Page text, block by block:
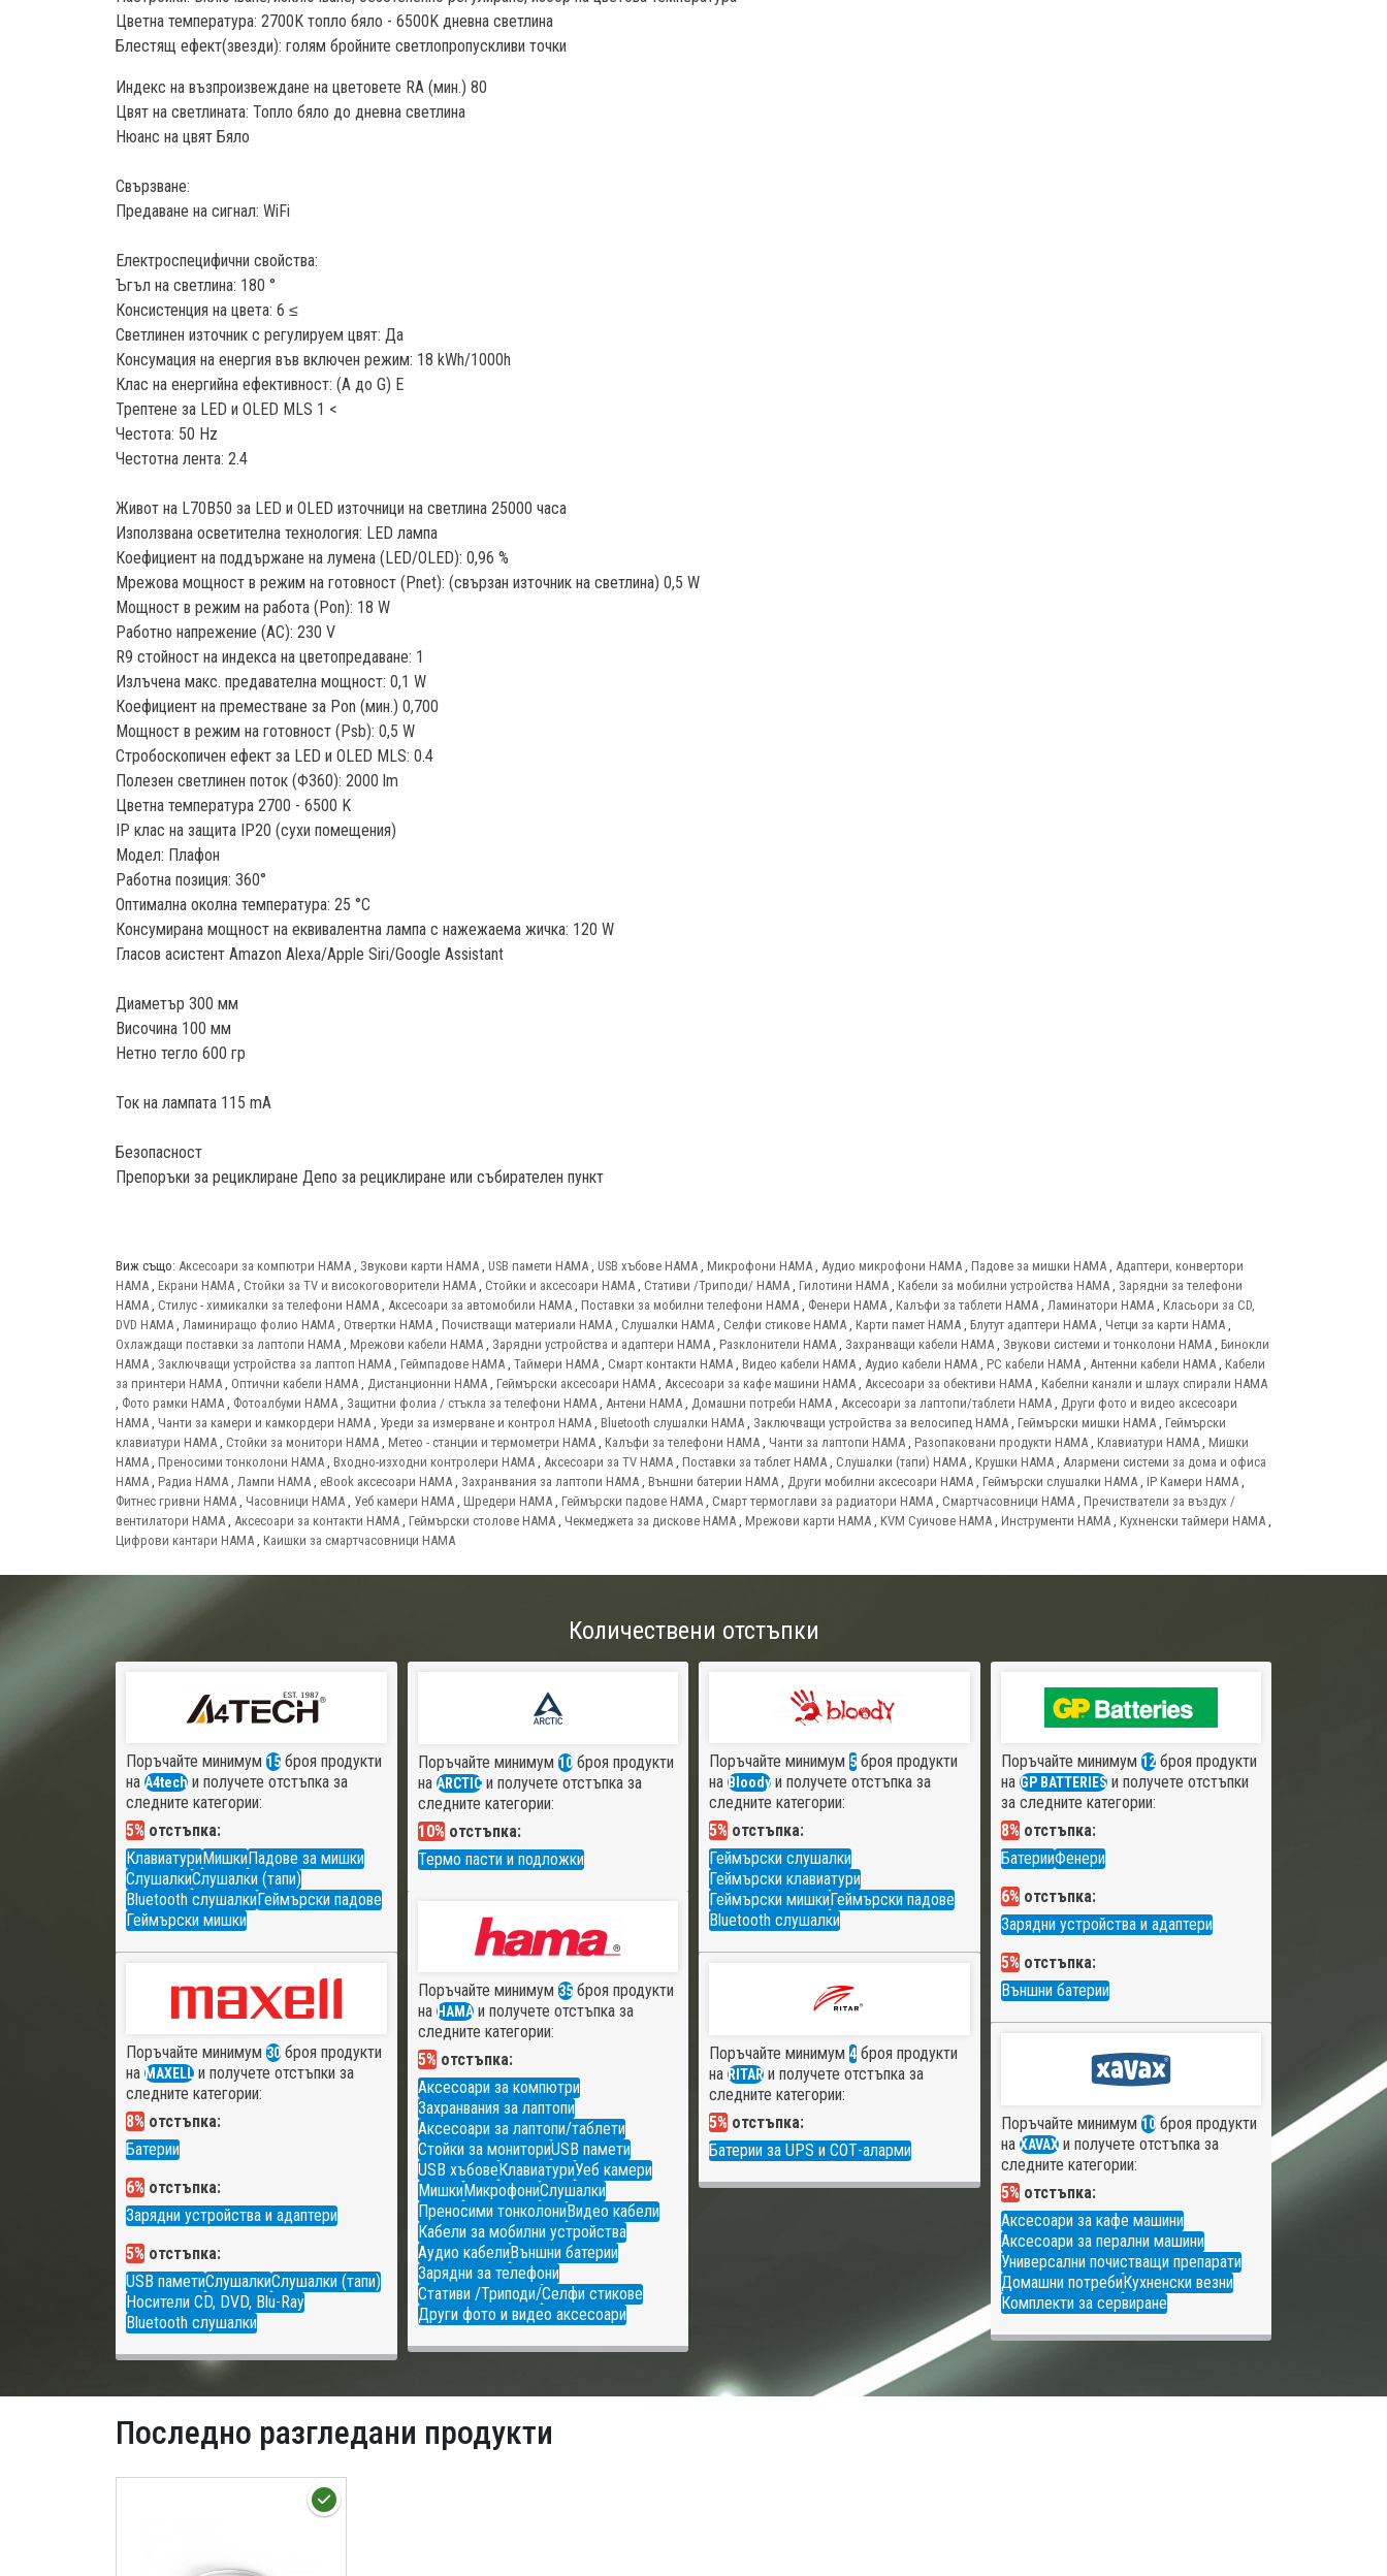
Цветна температура: 2700K топло бяло - 6500K дневна светлина
Блестящ ефект(звезди): голям бройните светлопропускливи точки
Индекс на възпроизвеждане на цветовете RA (мин.) 80
Цвят на светлината: Топло бяло до дневна светлина
Нюанс на цвят Бяло
Свързване:
Предаване на сигнал: WiFi
Електроспецифични свойства:
Ъгъл на светлина: 180 °
Консистенция на цвета: 6 ≤
Светлинен източник с регулируем цвят: Да
Консумация на енергия във включен режим: 18 kWh/1000h
Клас на енергийна ефективност: (A до G) E
Трептене за LED и OLED MLS 1 <
Честота: 50 Hz
Честотна лента: 2.4
Живот на L70B50 за LED и OLED източници на светлина 25000 часа
Използвана осветителна технология: LED лампа
Коефициент на поддържане на лумена (LED/OLED): 0,96 %
Мрежова мощност в режим на готовност (Pnet): (свързан източник на светлина) 0,5 W
Мощност в режим на работа (Pon): 18 W
Работно напрежение (AC): 230 V
R9 стойност на индекса на цветопредаване: 1
Излъчена макс. предавателна мощност: 0,1 W
Коефициент на преместване за Pon (мин.) 0,700
Мощност в режим на готовност (Psb): 0,5 W
Стробоскопичен ефект за LED и OLED MLS: 0.4
Полезен светлинен поток (Φ360): 2000 lm
Цветна температура 2700 - 6500 K
IP клас на защита IP20 (сухи помещения)
Модел: Плафон
Работна позиция: 360°
Оптимална околна температура: 25 °C
Консумирана мощност на еквивалентна лампа с нажежаема жичка: 120 W
Гласов асистент Amazon Alexa/Apple Siri/Google Assistant
Диаметър 300 мм
Височина 100 мм
Нетно тегло 600 гр
Ток на лампата 115 mA
Безопасност
Препоръки за рециклиране Депо за рециклиране или събирателен пункт
Виж също: Аксесоари за компютри HAMA Звукови карти HAMA USB памети HAMA USB хъбове HAMA Микрофони HAMA Аудио микрофони HAMA Падове за мишки HAMA
Адаптери, конвертори
HAMA
Екрани HAMA Стойки за TV и високоговорители HAMA Стойки и аксесоари HAMA Стативи /Триподи/ HAMA Гилотини HAMA Кабели за мобилни устройства HAMA
Зарядни за телефони
HAMA
Стилус - химикалки за телефони HAMA Аксесоари за автомобили HAMA Поставки за мобилни телефони HAMA Фенери HAMA Калъфи за таблети HAMA Ламинатори HAMA
Класьори за CD,
DVD HAMA
Ламиниращо фолио HAMA Отвертки HAMA Почистващи материали HAMA Слушалки HAMA Селфи стикове HAMA Карти памет HAMA Блутут адаптери HAMA Четци за карти HAMA
Охлаждащи поставки за лаптопи HAMA
Мрежови кабели HAMA Зарядни устройства и адаптери HAMA Разклонители HAMA Захранващи кабели HAMA Звукови системи и тонколони HAMA Бинокли
HAMA
Заключващи устройства за лаптоп HAMA Геймпадове HAMA Таймери HAMA Смарт контакти HAMA Видео кабели HAMA Аудио кабели HAMA PC кабели HAMA Антенни кабели HAMA
Кабели
за принтери HAMA
Оптични кабели HAMA Дистанционни HAMA Геймърски аксесоари HAMA Аксесоари за кафе машини HAMA Аксесоари за обективи HAMA
Кабелни канали и шлаух спирали HAMA
Фото рамки HAMA Фотоалбуми HAMA Защитни фолиа / стъкла за телефони HAMA Антени HAMA Домашни потреби HAMA Аксесоари за лаптопи/таблети HAMA
Други фото и видео аксесоари
HAMA
Чанти за камери и камкордери HAMA Уреди за измерване и контрол HAMA Bluetooth слушалки HAMA Заключващи устройства за велосипед HAMA Геймърски мишки HAMA
Геймърски
клавиатури HAMA
Стойки за монитори HAMA Метео - станции и термометри HAMA Калъфи за телефони HAMA Чанти за лаптопи HAMA Разопаковани продукти HAMA Клавиатури HAMA
Мишки
HAMA
Преносими тонколони HAMA Входно-изходни контролери HAMA Аксесоари за TV HAMA Поставки за таблет HAMA Слушалки (тапи) HAMA Крушки HAMA
Алармени системи за дома и офиса
HAMA
Радиа HAMA Лампи HAMA eBook аксесоари HAMA Захранвания за лаптопи HAMA Външни батерии HAMA Други мобилни аксесоари HAMA Геймърски слушалки HAMA IP Камери HAMA
Фитнес гривни HAMA
Часовници HAMA Уеб камери HAMA Шредери HAMA Геймърски падове HAMA Смарт термоглави за радиатори HAMA Смартчасовници HAMA
Пречистватели за въздух /
вентилатори HAMA
Аксесоари за контакти HAMA Геймърски столове HAMA Чекмеджета за дискове HAMA Мрежови карти HAMA KVM Суичове HAMA Инструменти HAMA Кухненски таймери HAMA
Цифрови кантари HAMA
Каишки за смартчасовници HAMA
Количествени отстъпки
Поръчайте минимум 15 броя продукти
на A4tech и получете отстъпка за
следните категории:
5% отстъпка:
КлавиатуриМишкиПадове за мишки
СлушалкиСлушалки (тапи)
Bluetooth слушалкиГеймърски падове
Геймърски мишки
Поръчайте минимум 10броя продукти
на ARCTICи получете отстъпка за
следните категории:
10% отстъпка:
Термо пасти и подложки
Поръчайте минимум 5 броя продукти
на Bloody и получете отстъпка за
следните категории:
5% отстъпка:
Геймърски слушалки
Геймърски клавиатури
Геймърски мишкиГеймърски падове
Bluetooth слушалки
Поръчайте минимум 12броя продукти
на GP BATTERIESи получете отстъпки
за следните категории:
8% отстъпка:
БатерииФенери
6% отстъпка:
Зарядни устройства и адаптери
5% отстъпка:
Външни батерии
Поръчайте минимум 35броя продукти
на HAMAи получете отстъпка за
следните категории:
5% отстъпка:
Аксесоари за компютри
Захранвания за лаптопи
Аксесоари за лаптопи/таблети
Стойки за мониториUSB памети
USB хъбовеКлавиатуриУеб камери
МишкиМикрофониСлушалки
Преносими тонколониВидео кабели
Кабели за мобилни устройства
Аудио кабелиВъншни батерии
Зарядни за телефони
Стативи /Триподи/Селфи стикове
Други фото и видео аксесоари
Поръчайте минимум 30 броя продукти
на MAXELL и получете отстъпки за
следните категории:
8% отстъпка:
Батерии
6% отстъпка:
Зарядни устройства и адаптери
5% отстъпка:
USB паметиСлушалкиСлушалки (тапи)
Носители CD, DVD, Blu-Ray
Bluetooth слушалки
Поръчайте минимум 4 броя продукти
на RITAR и получете отстъпка за
следните категории:
5% отстъпка:
Батерии за UPS и СОТ-аларми
Поръчайте минимум 10броя продукти
на XAVAXи получете отстъпка за
следните категории:
5% отстъпка:
Аксесоари за кафе машини
Аксесоари за перални машини
Универсални почистващи препарати
Домашни потребиКухненски везни
Комплекти за сервиране
Последно разгледани продукти